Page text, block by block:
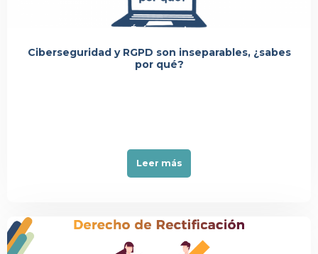
Événement
Ciberseguridad y RGPD son inseparables, ¿sabes
por qué?
Leer más